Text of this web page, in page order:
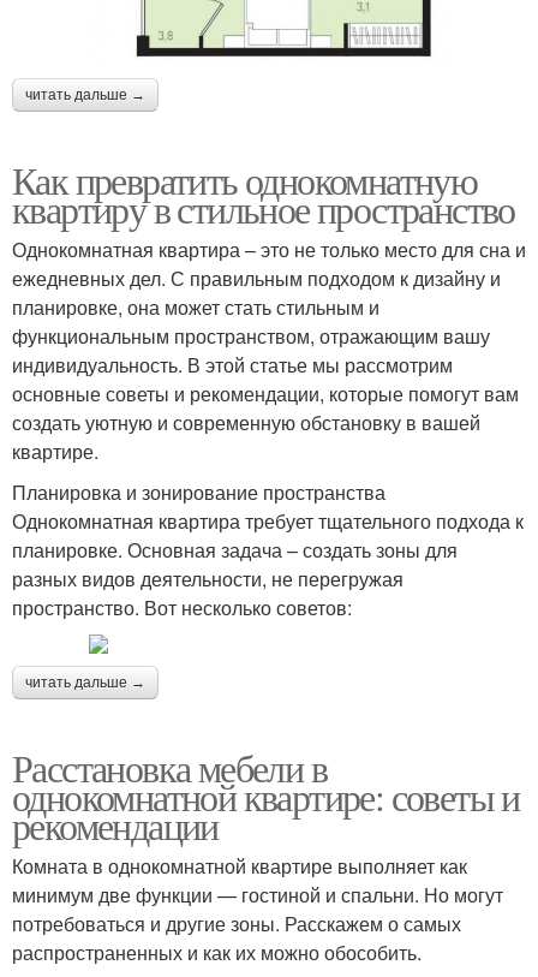
читать дальше →
Как превратить однокомнатную
квартиру в стильное пространство
Однокомнатная квартира – это не только место для сна и
ежедневных дел. С правильным подходом к дизайну и
планировке, она может стать стильным и
функциональным пространством, отражающим вашу
индивидуальность. В этой статье мы рассмотрим
основные советы и рекомендации, которые помогут вам
создать уютную и современную обстановку в вашей
квартире.
Планировка и зонирование пространства
Однокомнатная квартира требует тщательного подхода к
планировке. Основная задача – создать зоны для
разных видов деятельности, не перегружая
пространство. Вот несколько советов:
читать дальше →
Расстановка мебели в
однокомнатной квартире: советы и
рекомендации
Комната в однокомнатной квартире выполняет как
минимум две функции — гостиной и спальни. Но могут
потребоваться и другие зоны. Расскажем о самых
распространенных и как их можно обособить.